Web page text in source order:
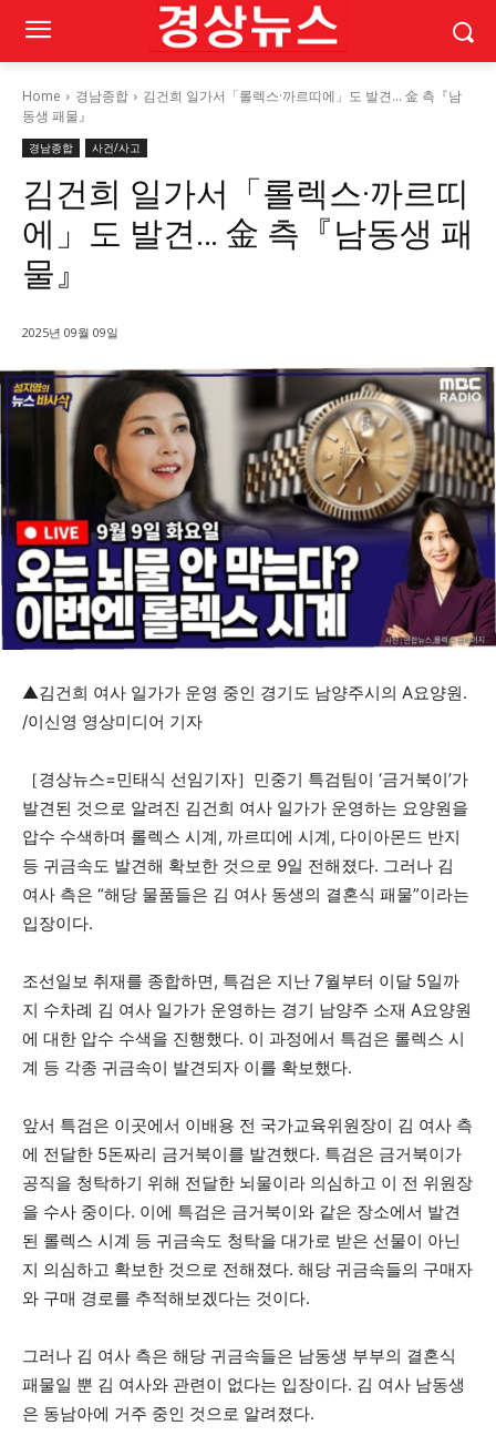
Home 경남종합
김건희 일가서「롤렉스·까르띠에」도 발견… 金 측『남
동생 패물』
경남종합 사건/사고
김건희 일가서「롤렉스·까르띠
에」도 발견… 金 측『남동생 패
물』
2025년 09월 09일
▲김건희 여사 일가가 운영 중인 경기도 남양주시의 A요양원.
/이신영 영상미디어 기자
［경상뉴스=민태식 선임기자］민중기 특검팀이 ‘금거북이’가
발견된 것으로 알려진 김건희 여사 일가가 운영하는 요양원을
압수 수색하며 롤렉스 시계, 까르띠에 시계, 다이아몬드 반지
등 귀금속도 발견해 확보한 것으로 9일 전해졌다. 그러나 김
여사 측은 “해당 물품들은 김 여사 동생의 결혼식 패물”이라는
입장이다.
조선일보 취재를 종합하면, 특검은 지난 7월부터 이달 5일까
지 수차례 김 여사 일가가 운영하는 경기 남양주 소재 A요양원
에 대한 압수 수색을 진행했다. 이 과정에서 특검은 롤렉스 시
계 등 각종 귀금속이 발견되자 이를 확보했다.
앞서 특검은 이곳에서 이배용 전 국가교육위원장이 김 여사 측
에 전달한 5돈짜리 금거북이를 발견했다. 특검은 금거북이가
공직을 청탁하기 위해 전달한 뇌물이라 의심하고 이 전 위원장
을 수사 중이다. 이에 특검은 금거북이와 같은 장소에서 발견
된 롤렉스 시계 등 귀금속도 청탁을 대가로 받은 선물이 아닌
지 의심하고 확보한 것으로 전해졌다. 해당 귀금속들의 구매자
와 구매 경로를 추적해보겠다는 것이다.
그러나 김 여사 측은 해당 귀금속들은 남동생 부부의 결혼식
패물일 뿐 김 여사와 관련이 없다는 입장이다. 김 여사 남동생
은 동남아에 거주 중인 것으로 알려졌다.